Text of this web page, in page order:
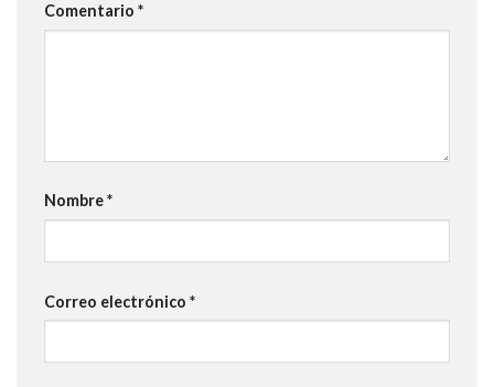
Comentario *
Nombre*
Correo electrónico *